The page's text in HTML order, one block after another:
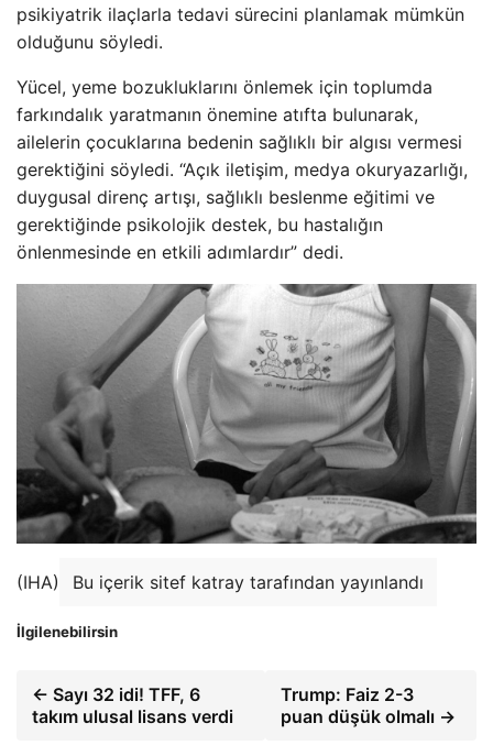
psikiyatrik ilaçlarla tedavi sürecini planlamak mümkün
olduğunu söyledi.
Yücel, yeme bozukluklarını önlemek için toplumda
farkındalık yaratmanın önemine atıfta bulunarak,
ailelerin çocuklarına bedenin sağlıklı bir algısı vermesi
gerektiğini söyledi. “Açık iletişim, medya okuryazarlığı,
duygusal direnç artışı, sağlıklı beslenme eğitimi ve
gerektiğinde psikolojik destek, bu hastalığın
önlenmesinde en etkili adımlardır” dedi.
(IHA) Bu içerik sitef katray tarafından yayınlandı
İlgilenebilirsin
← Sayı 32 idi! TFF, 6
takım ulusal lisans verdi
Trump: Faiz 2-3
puan düşük olmalı →